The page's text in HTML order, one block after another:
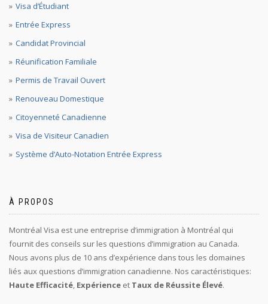
Visa d’Étudiant
Entrée Express
Candidat Provincial
Réunification Familiale
Permis de Travail Ouvert
Renouveau Domestique
Citoyenneté Canadienne
Visa de Visiteur Canadien
Système d’Auto-Notation Entrée Express
À PROPOS
Montréal Visa est une entreprise d’immigration à Montréal qui
fournit des conseils sur les questions d’immigration au Canada.
Nous avons plus de 10 ans d’expérience dans tous les domaines
liés aux questions d’immigration canadienne. Nos caractéristiques:
Haute Efficacité, Expérience et Taux de Réussite Élevé.